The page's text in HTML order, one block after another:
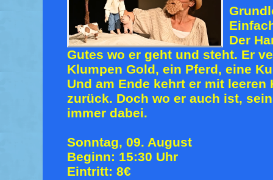
Der
Gutes wo er geht und steht. Er
Klumpen Gold, ein Pferd, eine
Und am Ende kehrt er mit leeren
zurück. Doch wo er auch ist,
immer dabei.
Sonntag, 09. August
Beginn: 15:30 Uhr
Eintritt: 8€